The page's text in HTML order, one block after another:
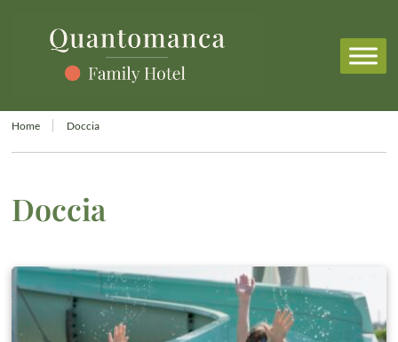
Home Doccia
Doccia